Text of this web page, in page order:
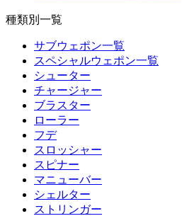
種類別一覧
サブウェポン一覧
スペシャルウェポン一覧
シューター
チャージャー
ブラスター
ローラー
フデ
スロッシャー
スピナー
マニューバー
シェルター
ストリンガー